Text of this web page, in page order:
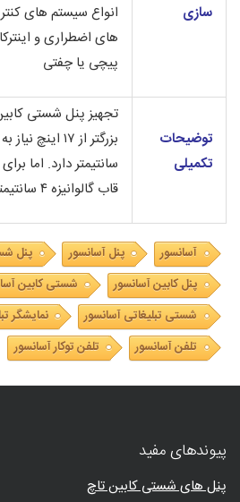
سازی
انواع سیستم های
های اضطراری و
پیچی یا چفتی
توضیحات
تکمیلی
تجهیز پنل شستی
سانتیمتر دارد. اما
قاب گالوانیزه ۴ سانتیمتر است.
آسانسور پنل آسانسور
پنل
پنل کابین آسانسور
شستی کابین
شستی تبلیغاتی آسانسور
نمایشگر
تلفن آسانسور
تلفن توکار آسانسور
پیوندهای مفید
پنل های شستی کابین تاچ